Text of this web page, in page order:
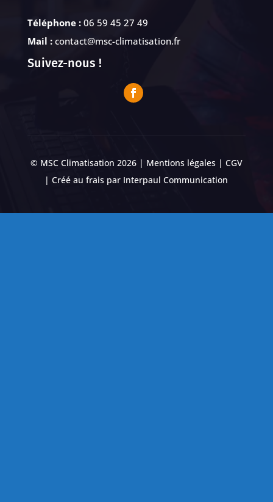
Téléphone : 06 59 45 27 49
Mail :contact@msc-climatisation.fr
Suivez-nous !
© MSC Climatisation 2026 | Mentions légales| CGV
| Créé au frais par Interpaul Communication